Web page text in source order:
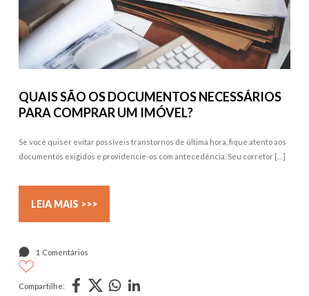
QUAIS SÃO OS DOCUMENTOS NECESSÁRIOS
PARA COMPRAR UM IMÓVEL?
Se você quiser evitar possíveis transtornos de última hora, fique atento aos
documentos exigidos e providencie-os com antecedência. Seu corretor […]
LEIA MAIS >>>
1 Comentários
Compartilhe: